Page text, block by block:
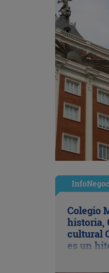
Colegio
historia,
cultural
es un